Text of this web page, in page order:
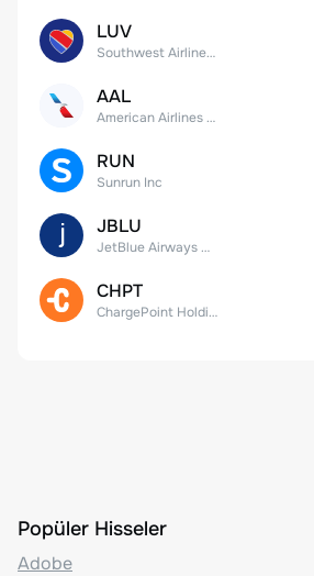
LUV
Southwest Airlines Co.
AAL
American Airlines Group Inc.
RUN
Sunrun Inc
JBLU
JetBlue Airways Corp
CHPT
ChargePoint Holdings, Inc.
Popüler Hisseler
Adobe